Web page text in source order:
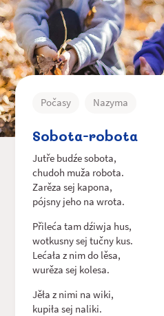
Počasy Nazyma
Sobota-robota
Jutře budźe sobota,
chudoh muža robota.
Zarěza sej kapona,
pójsny jeho na wrota.
Přileća tam dźiwja hus,
wotkusny sej tučny kus.
Lećała z nim do lěsa,
wurěza sej kolesa.
Jěła z nimi na wiki,
kupiła sej naliki.